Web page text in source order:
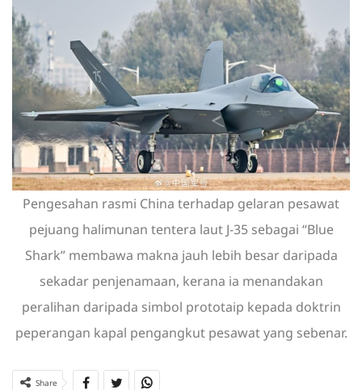
Pengesahan rasmi China terhadap gelaran pesawat
pejuang halimunan tentera laut J-35 sebagai “Blue
Shark” membawa makna jauh lebih besar daripada
sekadar penjenamaan, kerana ia menandakan
peralihan daripada simbol prototaip kepada doktrin
peperangan kapal pengangkut pesawat yang sebenar.
Share